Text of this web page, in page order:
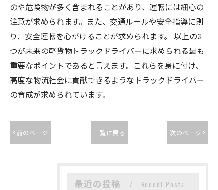
のや危険物が多く含まれることがあり、運転には細心の
注意が求められます。また、交通ルールや安全指導に則
り、安全運転を心がけることが求められます。 以上の3
つが未来の軽貨物トラックドライバーに求められる最も
重要なポイントであると言えます。これらを身に付け、
高度な物流社会に貢献できるようなトラックドライバー
の育成が求められています。
< 前のページ 一覧に戻る 次のページ >
最近の投稿 Recent Posts